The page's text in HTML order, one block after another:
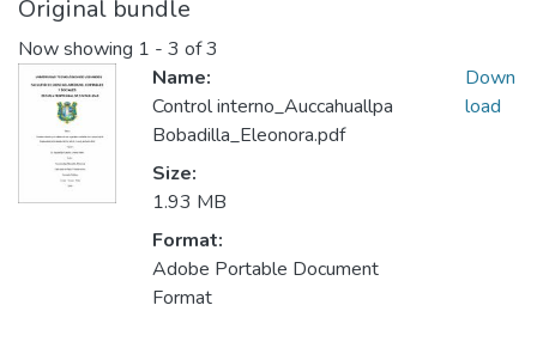
Original bundle
Now showing 1 - 3 of 3
Name:
Control interno_Auccahuallpa
Bobadilla_Eleonora.pdf
Size:
1.93 MB
Format:
Adobe Portable Document
Format
Down
load